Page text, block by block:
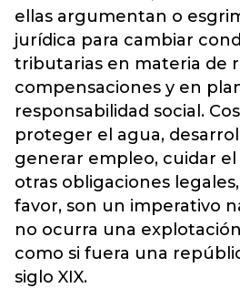
ellas argumentan o
jurídica para cambiar
tributarias en materia de
compensaciones y en
responsabilidad social.
proteger el agua,
generar empleo, cuidar
otras obligaciones
favor, son un imperativo
no ocurra una
como si fuera una
siglo XIX.